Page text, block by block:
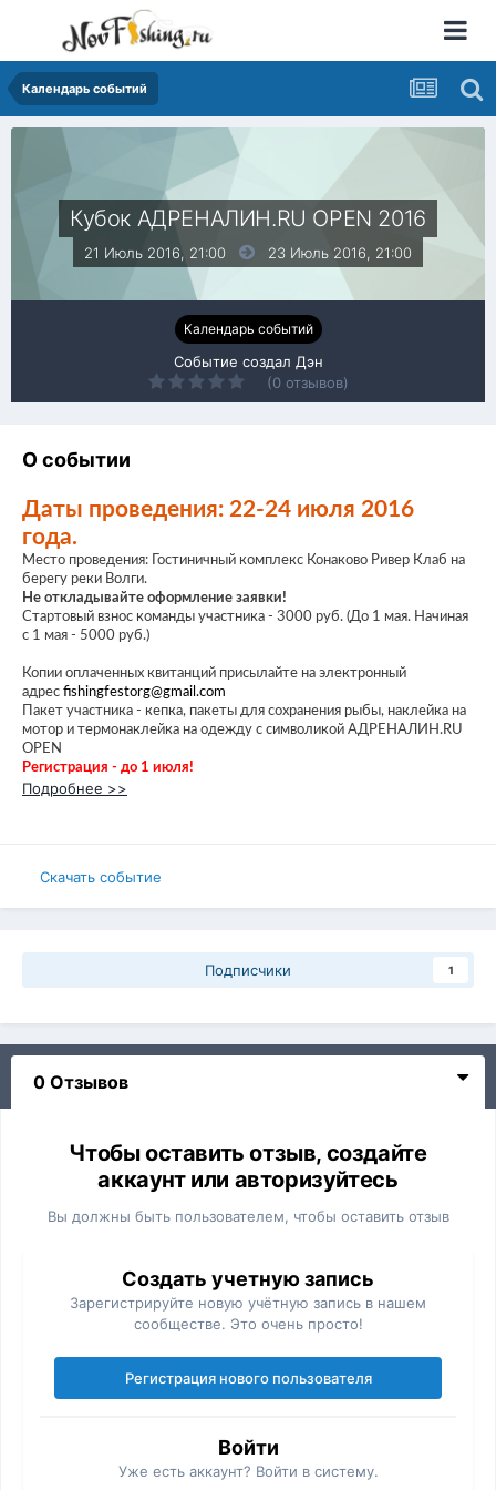
Календарь событий
Кубок АДРЕНАЛИН.RU OPEN 2016
21 Июль 2016, 21:00 23 Июль 2016, 21:00
Календарь событий
Событие создал Дэн
(0 отзывов)
О событии
Даты проведения: 22-24 июля 2016
года.
Место проведения: Гостиничный комплекс Конаково Ривер Клаб на
берегу реки Волги.
Не откладывайте оформление заявки!
Стартовый взнос команды участника - 3000 руб. (До 1 мая. Начиная
с 1 мая - 5000 руб.)
Копии оплаченных квитанций присылайте на электронный
адрес fishingfestorg@gmail.com
Пакет участника - кепка, пакеты для сохранения рыбы, наклейка на
мотор и термонаклейка на одежду с символикой АДРЕНАЛИН.RU
OPEN
Регистрация - до 1 июля!
Подробнее >>
Скачать событие
Подписчики 1
0 Отзывов
Чтобы оставить отзыв, создайте
аккаунт или авторизуйтесь
Вы должны быть пользователем, чтобы оставить отзыв
Создать учетную запись
Зарегистрируйте новую учётную запись в нашем
сообществе. Это очень просто!
Регистрация нового пользователя
Войти
Уже есть аккаунт? Войти в систему.